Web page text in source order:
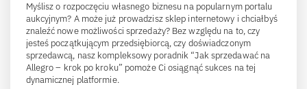
Myślisz o rozpoczęciu własnego biznesu na popularnym portalu
aukcyjnym? A może już prowadzisz sklep internetowy i chciałbyś
znaleźć nowe możliwości sprzedaży? Bez względu na to, czy
jesteś początkującym przedsiębiorcą, czy doświadczonym
sprzedawcą, nasz kompleksowy poradnik “Jak sprzedawać na
Allegro – krok po kroku” pomoże Ci osiągnąć sukces na tej
dynamicznej platformie.